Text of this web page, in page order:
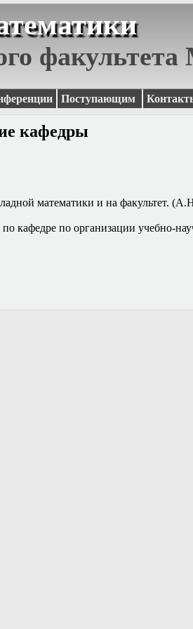
Поступающим
кафедры
математики и на факультет.
кафедре по организации учебно-